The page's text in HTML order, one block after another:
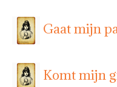
Gaat mijn
Komt mijn